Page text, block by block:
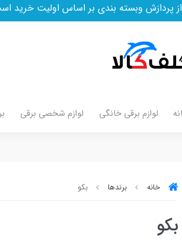
وبسته بندی بر اساس اولیت خرید است
لوازم برقی خانگی لوازم شخصی برقی
خانه برندها بکو
بکو